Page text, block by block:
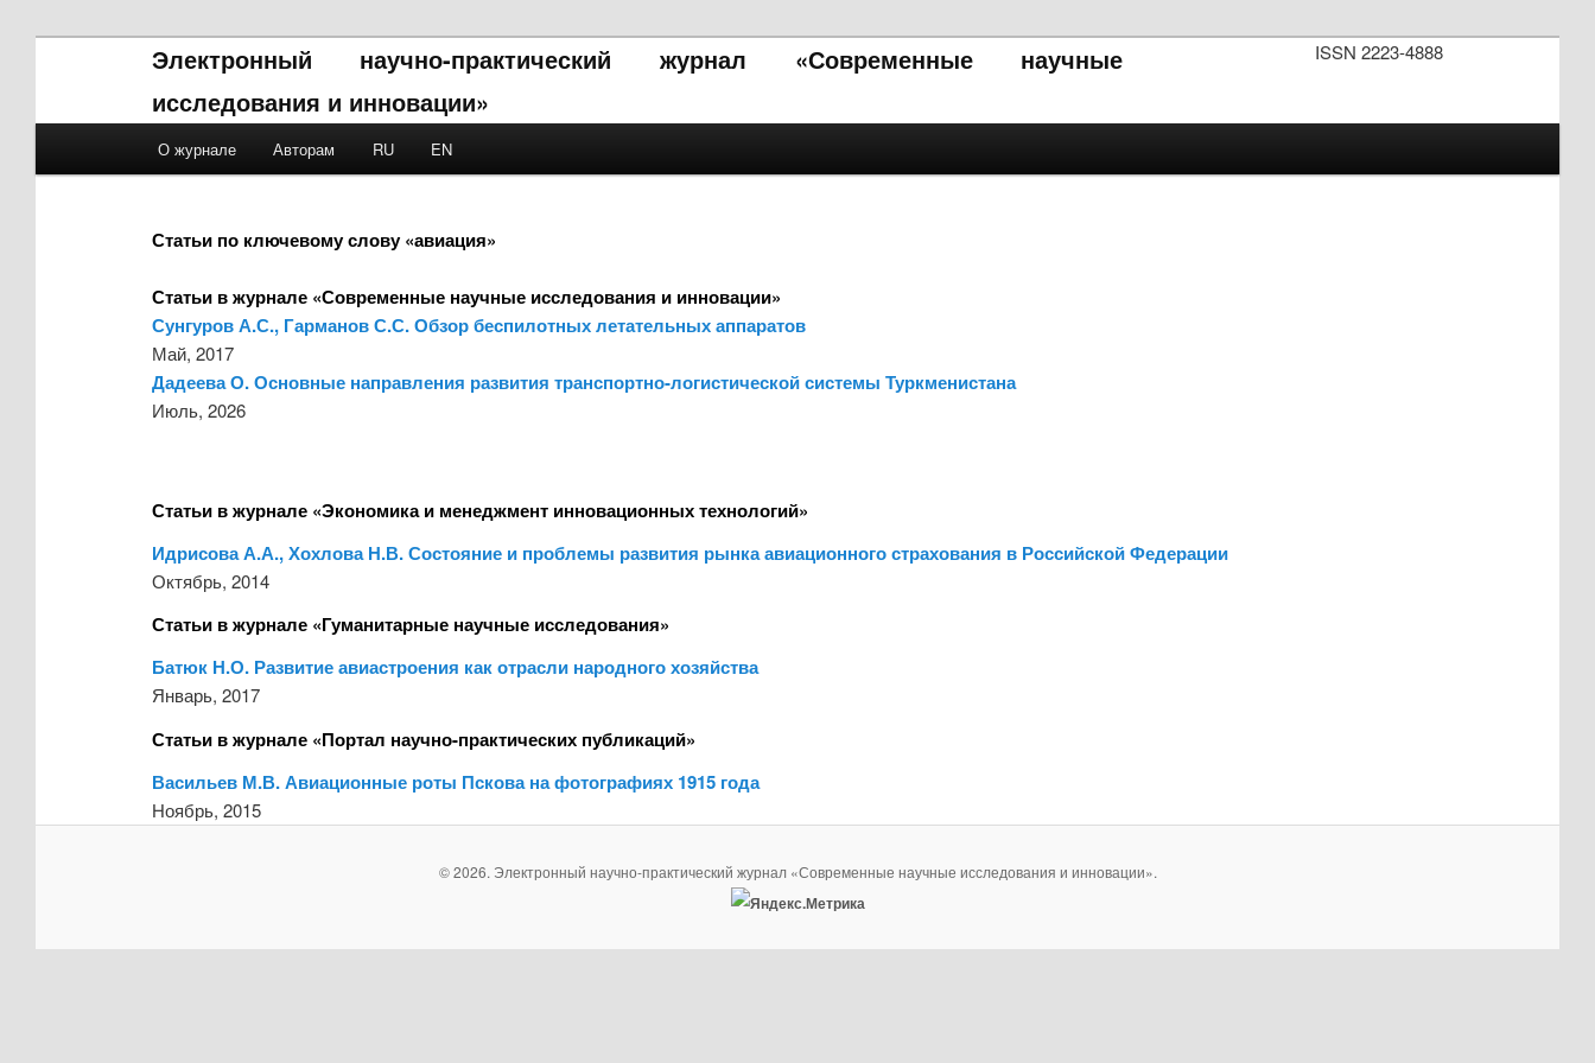
ISSN 2223-4888
Электронный научно-практический журнал «Современные научные
исследования и инновации»
Skip to primary content
Skip to secondary content
О журнале Авторам RU EN
Статьи по ключевому слову «авиация»
Статьи в журнале «Современные научные исследования и инновации»
Сунгуров А.С., Гарманов С.С. Обзор беспилотных летательных аппаратов
Май, 2017
Дадеева О. Основные направления развития транспортно-логистической системы Туркменистана
Июль, 2026
Статьи в журнале «Экономика и менеджмент инновационных технологий»
Идрисова А.А., Хохлова Н.В. Состояние и проблемы развития рынка авиационного страхования в Российской Федерации
Октябрь, 2014
Статьи в журнале «Гуманитарные научные исследования»
Батюк Н.О. Развитие авиастроения как отрасли народного хозяйства
Январь, 2017
Статьи в журнале «Портал научно-практических публикаций»
Васильев М.В. Авиационные роты Пскова на фотографиях 1915 года
Ноябрь, 2015
© 2026. Электронный научно-практический журнал «Современные научные исследования и инновации».